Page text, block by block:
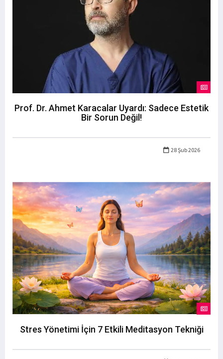
Prof. Dr. Ahmet Karacalar Uyardı: Sadece Estetik
Bir Sorun Değil!
28 Şub 2026
Stres Yönetimi İçin 7 Etkili Meditasyon Tekniği